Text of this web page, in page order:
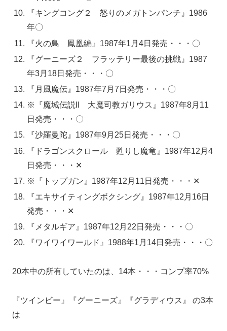
『キングコング２ 怒りのメガトンパンチ』1986
年〇
『火の鳥 鳳凰編』1987年1月4日発売・・・〇
『グーニーズ２ フラッテリー最後の挑戦』1987
年3月18日発売・・・〇
『月風魔伝』1987年7月7日発売・・・〇
※『魔城伝説II 大魔司教ガリウス』1987年8月11
日発売・・・〇
『沙羅曼陀』1987年9月25日発売・・・〇
『ドラゴンスクロール 甦りし魔竜』1987年12月4
日発売・・・✕
※『トップガン』1987年12月11日発売・・・✕
『エキサイティングボクシング』1987年12月16日
発売・・・✕
『メタルギア』1987年12月22日発売・・・〇
『ワイワイワールド』1988年1月14日発売・・・〇
20本中の所有していたのは、14本・・・コンプ率70%
『ツインビー』
『グーニーズ』『グラディウス』 の3本
は